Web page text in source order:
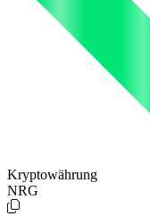
Kryptowährung
NRG